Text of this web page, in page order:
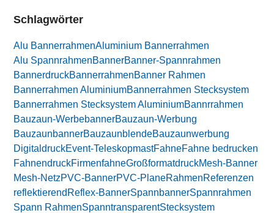
Schlagwörter
Alu BannerrahmenAluminium Bannerrahmen
Alu SpannrahmenBannerBanner-Spannrahmen
BannerdruckBannerrahmenBanner Rahmen
Bannerrahmen AluminiumBannerrahmen Stecksystem
Bannerrahmen Stecksystem AluminiumBannrrahmen
Bauzaun-WerbebannerBauzaun-Werbung
BauzaunbannerBauzaunblendeBauzaunwerbung
DigitaldruckEvent-TeleskopmastFahneFahne bedrucken
FahnendruckFirmenfahneGroßformatdruckMesh-Banner
Mesh-NetzPVC-BannerPVC-PlaneRahmenReferenzen
reflektierend Reflex-BannerSpannbannerSpannrahmen
Spann RahmenSpanntransparentStecksystem